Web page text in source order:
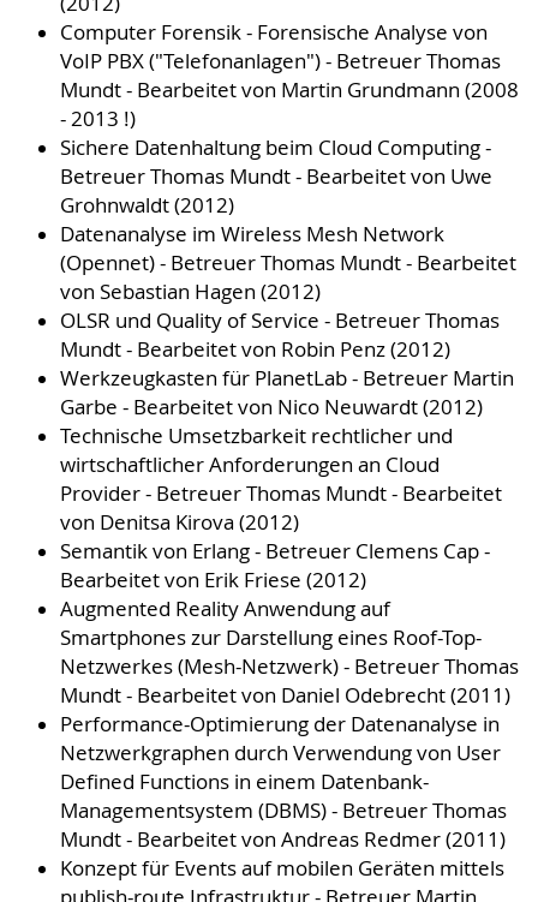
Computer Forensik - Forensische Analyse von
VoIP PBX ("Telefonanlagen") - Betreuer Thomas
Mundt - Bearbeitet von Martin Grundmann (2008
- 2013 !)
Sichere Datenhaltung beim Cloud Computing -
Betreuer Thomas Mundt - Bearbeitet von Uwe
Grohnwaldt (2012)
Datenanalyse im Wireless Mesh Network
(Opennet) - Betreuer Thomas Mundt - Bearbeitet
von Sebastian Hagen (2012)
OLSR und Quality of Service - Betreuer Thomas
Mundt - Bearbeitet von Robin Penz (2012)
Werkzeugkasten für PlanetLab - Betreuer Martin
Garbe - Bearbeitet von Nico Neuwardt (2012)
Technische Umsetzbarkeit rechtlicher und
wirtschaftlicher Anforderungen an Cloud
Provider - Betreuer Thomas Mundt - Bearbeitet
von Denitsa Kirova (2012)
Semantik von Erlang - Betreuer Clemens Cap -
Bearbeitet von Erik Friese (2012)
Augmented Reality Anwendung auf
Smartphones zur Darstellung eines Roof-Top-
Netzwerkes (Mesh-Netzwerk) - Betreuer Thomas
Mundt - Bearbeitet von Daniel Odebrecht (2011)
Performance-Optimierung der Datenanalyse in
Netzwerkgraphen durch Verwendung von User
Defined Functions in einem Datenbank-
Managementsystem (DBMS) - Betreuer Thomas
Mundt - Bearbeitet von Andreas Redmer (2011)
Konzept für Events auf mobilen Geräten mittels